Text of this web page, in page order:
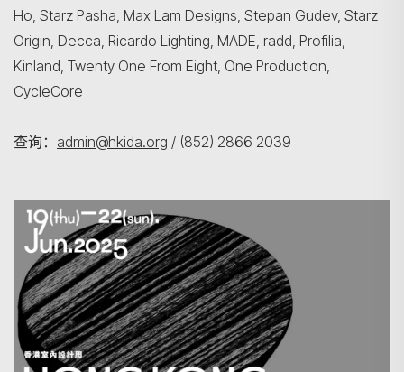
Ho, Starz Pasha, Max Lam Designs, Stepan Gudev, Starz
Origin, Decca, Ricardo Lighting, MADE, radd, Profilia,
Kinland, Twenty One From Eight, One Production,
CycleCore
查询： admin@hkida.org / (852) 2866 2039